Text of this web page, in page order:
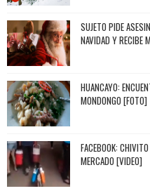
SUJETO PIDE
NAVIDAD Y RECIBE
HUANCAYO:
MONDONGO [FOTO]
FACEBOOK:
MERCADO [VIDEO]